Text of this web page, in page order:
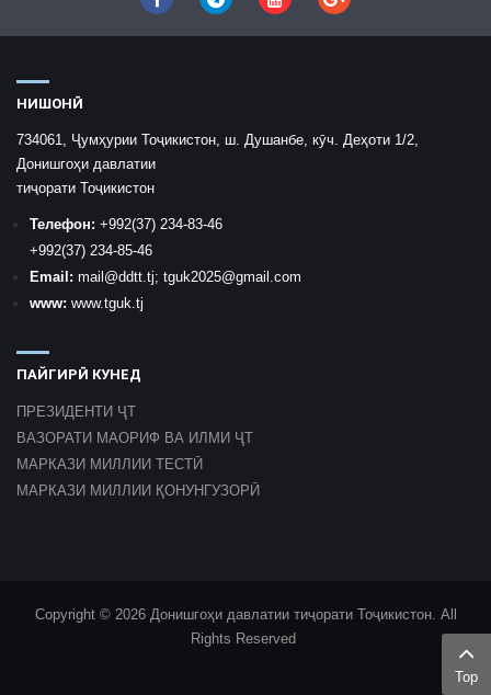
НИШОНӢ
734061, Ҷумҳурии Тоҷикистон, ш. Душанбе, кӯч. Деҳоти 1/2,
Донишгоҳи давлатии
тиҷорати Тоҷикистон
Телефон: +992(37) 234-83-46
+992(37) 234-85-46
Email: mail @ddtt.tj; tguk2025@gmail.com
www: www.tguk.tj
ПАЙГИРӢ КУНЕД
ПРЕЗИДЕНТИ ҶТ
ВАЗОРАТИ МАОРИФ ВА ИЛМИ ҶТ
МАРКАЗИ МИЛЛИИ ТЕСТӢ
МАРКАЗИ МИЛЛИИ ҚОНУНГУЗОРӢ
Copyright © 2026 Донишгоҳи давлатии тиҷорати Тоҷикистон. All
Rights Reserved
Top